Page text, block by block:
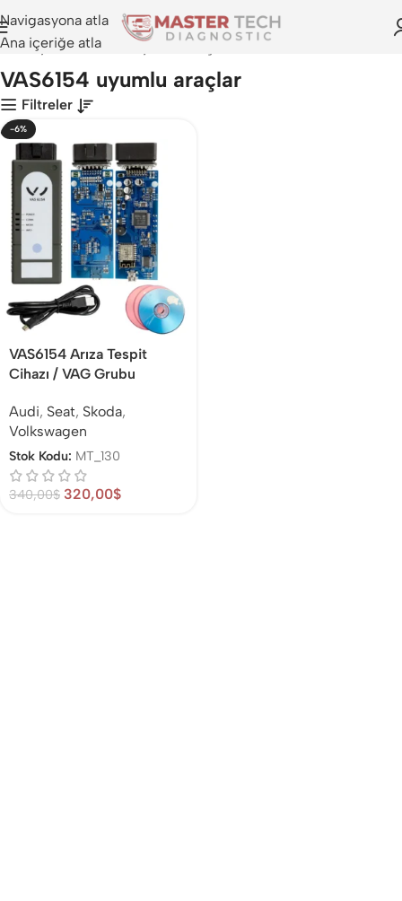
Navigasyona atla
Ana içeriğe atla
Anasayfa>VAS6154 uyumlu araçlar
VAS6154 uyumlu araçlar
Filtreler
-6%
VAS6154 Arıza Tespit
Cihazı / VAG Grubu
Audi, Seat, Skoda,
Volkswagen
Stok Kodu: MT_130
340,00$ 320,00$